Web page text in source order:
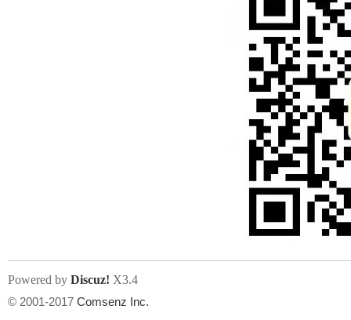
Powered by Discuz! X3.4
© 2001-2017 Comsenz Inc.